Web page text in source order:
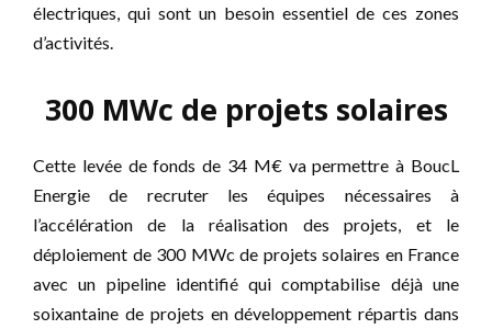
électriques, qui sont un besoin essentiel de ces zones
d’activités.
300 MWc de projets solaires
Cette levée de fonds de 34 M€ va permettre à BoucL
Energie de recruter les équipes nécessaires à
l’accélération de la réalisation des projets, et le
déploiement de 300 MWc de projets solaires en France
avec un pipeline identifié qui comptabilise déjà une
soixantaine de projets en développement répartis dans